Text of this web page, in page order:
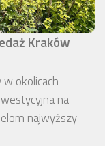
Kraków
okolicach
na
najwyższy